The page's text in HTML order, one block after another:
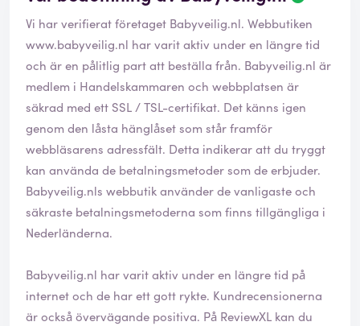
c
e
n
s
o
e
n
ä
r
v
f
i
e
Vi har verifierat företaget Babyveilig.nl. Webbutiken
www.babyveilig.nl har varit aktiv under en längre tid
och är en pålitlig part att beställa från. Babyveilig.nl är
medlem i Handelskammaren och webbplatsen är
säkrad med ett SSL / TSL-certifikat. Det känns igen
genom den låsta hänglåset som står framför
webbläsarens adressfält. Detta indikerar att du tryggt
kan använda de betalningsmetoder som de erbjuder.
Babyveilig.nls webbutik använder de vanligaste och
säkraste betalningsmetoderna som finns tillgängliga i
Nederländerna.
Babyveilig.nl har varit aktiv under en längre tid på
internet och de har ett gott rykte. Kundrecensionerna
är också övervägande positiva. På ReviewXL kan du